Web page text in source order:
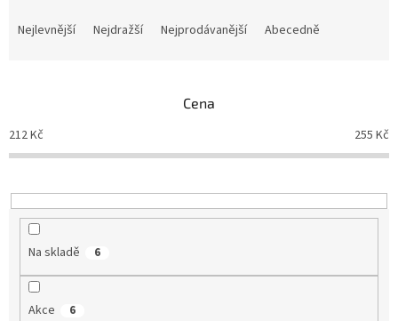
p
r
o
u
Nejlevnější Nejdražší Nejprodávanější Abecedně
Cena
212Kč 255 Kč
Na skladě 6
Akce 6